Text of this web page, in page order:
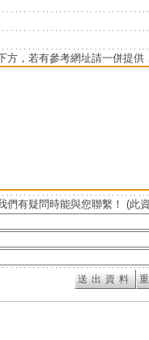
方，若有參考網址請一併提供
們有疑問時能與您聯繫！ (此